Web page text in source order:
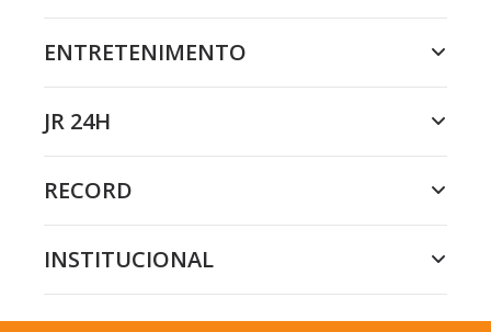
ENTRETENIMENTO
JR 24H
RECORD
INSTITUCIONAL